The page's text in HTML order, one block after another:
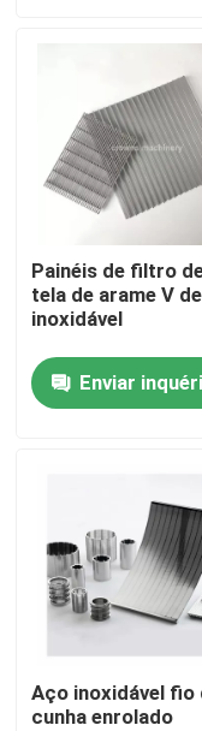
Produtos
Vídeos
Sobre nós
Controle da
Peça umas
filtro industrial de
Painéis de filtro
tela de arame V
inoxidável
Enviar
Aço inoxidável fio
cunha enrolado